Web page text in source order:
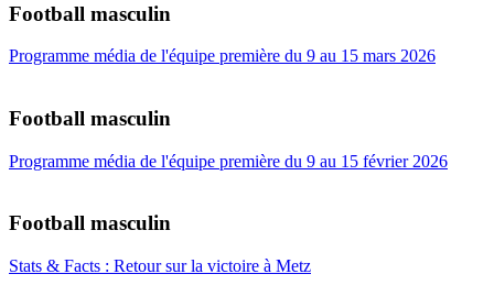
Football masculin
Programme média de l'équipe première du 9 au 15 mars 2026
Football masculin
Programme média de l'équipe première du 9 au 15 février 2026
Football masculin
Stats & Facts : Retour sur la victoire à Metz